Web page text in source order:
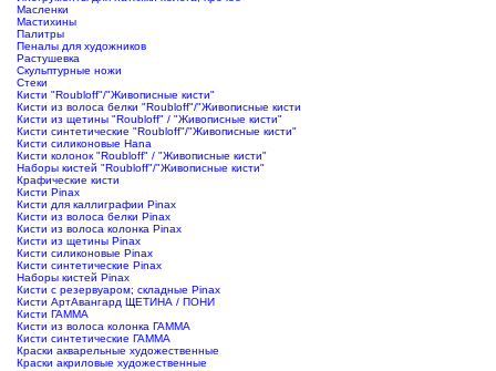
Масленки
Мастихины
Палитры
Пеналы для художников
Растушевка
Скульптурные ножи
Стеки
Кисти "Roubloff"/"Живописные кисти"
Кисти из волоса белки "Roubloff"/"Живописные кисти
Кисти из щетины "Roubloff" / "Живописные кисти"
Кисти синтетические "Roubloff"/"Живописные кисти"
Кисти силиконовые Hana
Кисти колонок "Roubloff" / "Живописные кисти"
Наборы кистей "Roubloff"/"Живописные кисти"
Крафические кисти
Кисти Pinax
Кисти для каллиграфии Pinax
Кисти из волоса белки Pinax
Кисти из волоса колонка Pinax
Кисти из щетины Pinax
Кисти силиконовые Pinax
Кисти синтетические Pinax
Наборы кистей Pinax
Кисти с резервуаром; складные Pinax
Кисти АртАвангард ЩЕТИНА / ПОНИ
Кисти ГАММА
Кисти из волоса колонка ГАММА
Кисти синтетические ГАММА
Краски акварельные художественные
Краски акриловые художественные